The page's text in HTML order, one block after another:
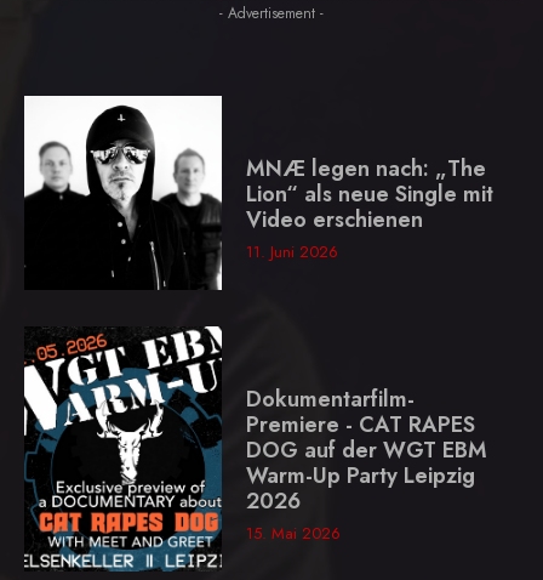
- Advertisement -
MNÆ legen nach: „The
Lion“ als neue Single mit
Video erschienen
11. Juni 2026
Dokumentarfilm-
Premiere - CAT RAPES
DOG auf der WGT EBM
Warm-Up Party Leipzig
2026
15. Mai 2026